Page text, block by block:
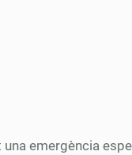
una emergència